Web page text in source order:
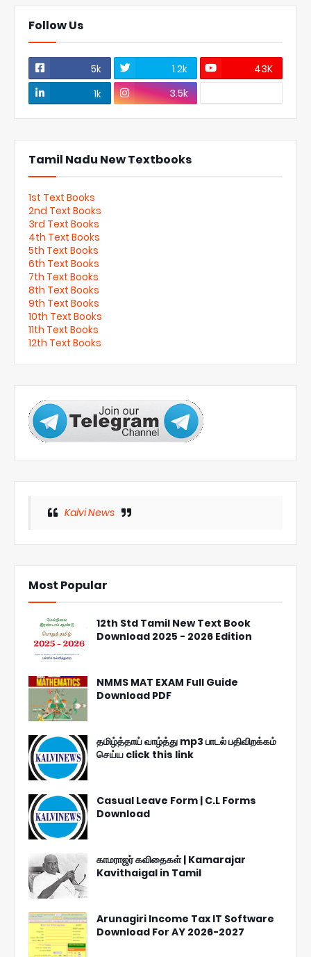
Follow Us
5k 1.2k
43K
1k
3.5k
Tamil Nadu New Textbooks
1st Text Books
2nd Text Books
3rd Text Books
4th Text Books
5th Text Books
6th Text Books
7th Text Books
8th Text Books
9th Text Books
10th Text Books
11th Text Books
12th Text Books
Kalvi News
Most Popular
12th Std Tamil New Text Book
Download 2025 - 2026 Edition
NMMS MAT EXAM Full Guide
Download PDF
தமிழ்த்தாய் வாழ்த்து mp3 பாடல் பதிவிறக்கம்
செய்ய click this link
Casual Leave Form | C.L Forms
Download
காமராஜர் கவிதைகள் | Kamarajar
Kavithaigal in Tamil
Arunagiri Income Tax IT Software
Download For AY 2026-2027